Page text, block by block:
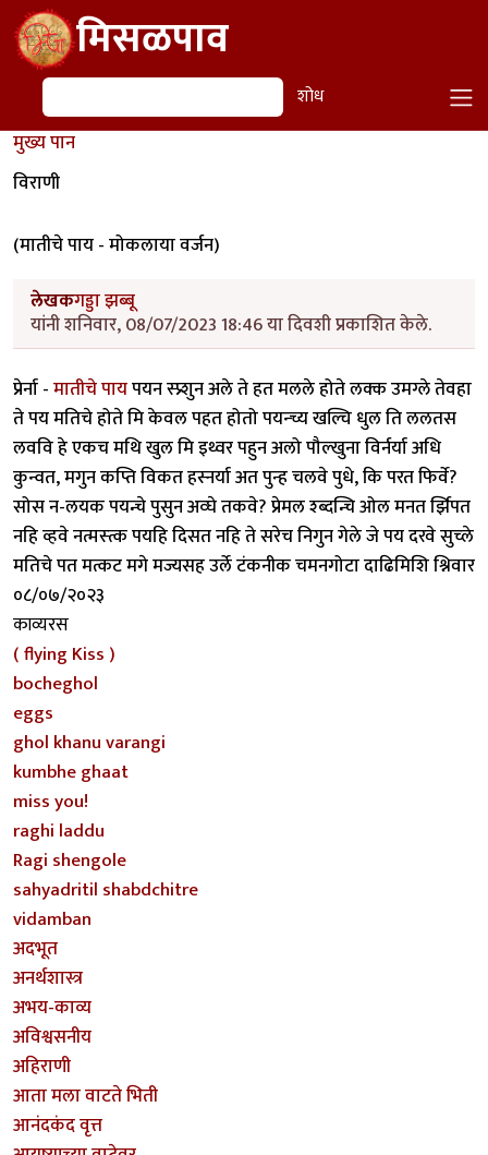
Skip to main contentमिसळपाव
शोध शोध
मुख्य पान
विराणी
(मातीचे पाय - मोकलाया वर्जन)
लेखकगड्डा झब्बू
यांनी शनिवार, 08/07/2023 18:46 या दिवशी प्रकाशित केले.
प्रेर्ना -मातीचे पायपयन स्प्र्शुन अले ते हत मलले होते लक्क उमग्ले तेवहा
ते पय मतिचे होते मि केवल पहत होतो पयन्च्य खल्चि धुल ति ललतस
लववि हे एकच मथि खुल मि इथ्वर पहुन अलो पौल्खुना विर्नर्या अधि
कुन्वत, मगुन कप्ति विकत हस्नर्या अत पुन्ह चलवे पुधे, कि परत फिर्वे?
सोस न-लयक पयन्चे पुसुन अव्घे तकवे? प्रेमल श्ब्दन्चि ओल मनत र्झिपत
नहि व्हवे नत्मस्त्क पयहि दिसत नहि ते सरेच निगुन गेले जे पय दरवे सुच्ले
मतिचे पत मत्कट मगे मज्यसह उर्ले टंकनीक चमनगोटा दाढिमिशि श्निवार
०८/०७/२०२३
काव्यरस
( flying Kiss )
bocheghol
eggs
ghol khanu varangi
kumbhe ghaat
miss you!
raghi laddu
Ragi shengole
sahyadritil shabdchitre
vidamban
अदभूत
अनर्थशास्त्र
अभय-काव्य
अविश्वसनीय
अहिराणी
आता मला वाटते भिती
आनंदकंद वृत्त